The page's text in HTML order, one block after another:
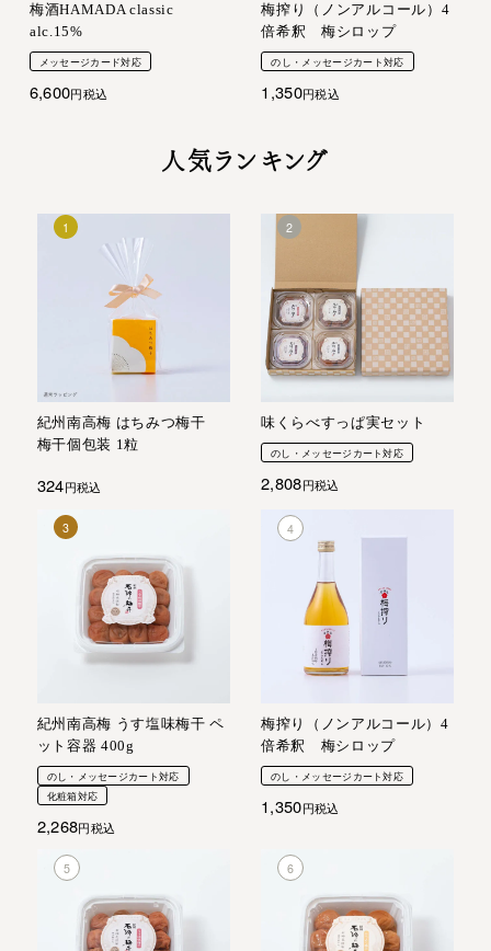
梅酒HAMADA classic
alc.15%
メッセージカード対応
6,600 税込
梅搾り（ノンアルコール）4
倍希釈 梅シロップ
のし・メッセージカート対応
1,350 税込
人気ランキング
紀州南高梅 はちみつ梅干
梅干個包装 1粒
324 税込
味くらべすっぱ実セット
のし・メッセージカート対応
2,808 税込
紀州南高梅 うす塩味梅干 ペ
ット容器 400g
のし・メッセージカート対応
化粧箱対応
2,268 税込
梅搾り（ノンアルコール）4
倍希釈 梅シロップ
のし・メッセージカート対応
1,350 税込